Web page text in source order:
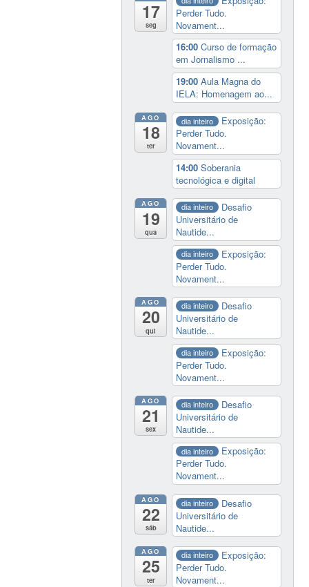
17
seg
Perder Tudo.
Novament...
16:00Curso de formação
em Jornalismo ...
19:00Aula Magna do
IELA: Homenagem ao...
AGO
18
ter
dia inteiro
Exposição:
Perder Tudo.
Novament...
14:00Soberania
tecnológica e digital
AGO
19
qua
dia inteiro
Desafio
Universitário de
Nautide...
dia inteiro
Exposição:
Perder Tudo.
Novament...
AGO
20
qui
dia inteiro
Desafio
Universitário de
Nautide...
dia inteiro
Exposição:
Perder Tudo.
Novament...
AGO
21
sex
dia inteiro
Desafio
Universitário de
Nautide...
dia inteiro
Exposição:
Perder Tudo.
Novament...
AGO
22
sáb
dia inteiro
Desafio
Universitário de
Nautide...
AGO
25
ter
dia inteiro
Exposição:
Perder Tudo.
Novament...